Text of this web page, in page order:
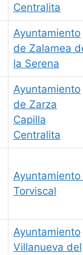
Centralita
Ayuntamiento
de Zalamea
la Serena
Ayuntamiento
de Zarza
Capilla
Centralita
Ayuntamiento
Torviscal
Ayuntamiento
Villanueva del